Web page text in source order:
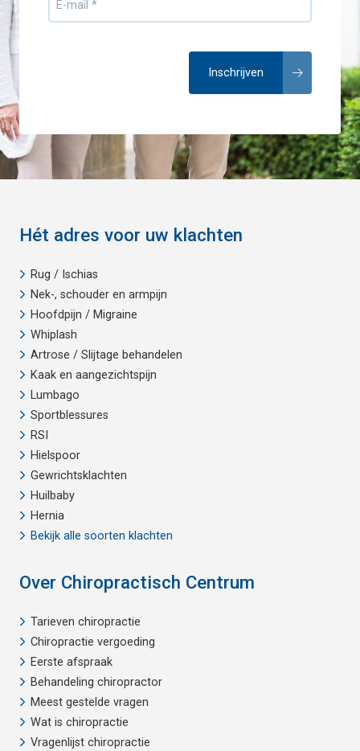
Hét adres voor uw klachten
Rug / Ischias
Nek-, schouder en armpijn
Hoofdpijn / Migraine
Whiplash
Artrose / Slijtage behandelen
Kaak en aangezichtspijn
Lumbago
Sportblessures
RSI
Hielspoor
Gewrichtsklachten
Huilbaby
Hernia
Bekijk alle soorten klachten
Over Chiropractisch Centrum
Tarieven chiropractie
Chiropractie vergoeding
Eerste afspraak
Behandeling chiropractor
Meest gestelde vragen
Wat is chiropractie
Vragenlijst chiropractie